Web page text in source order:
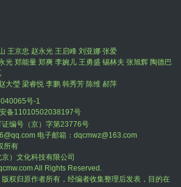
王京忠 赵永光 王启峰 刘亚娜 张爱
光 郑能量 郑爽 李婉儿 王勇盛 锡林夫 张旭辉 陶德巴
大瑩 梁睿悦 李鹏 韩秀芳 陈维 郝萍
号-1
备11010502038197号
编号（京）字第23776号
电子邮箱：dqcmwz@163.com
所有
）文化科技有限公司
All Rights Reserved.
权归原作者所有，经编者收集整理后发表，目的在